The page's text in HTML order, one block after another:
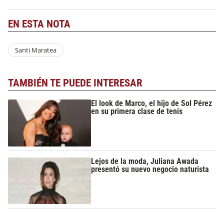
EN ESTA NOTA
Santi Maratea
TAMBIÉN TE PUEDE INTERESAR
El look de Marco, el hijo de Sol Pérez
en su primera clase de tenis
Lejos de la moda, Juliana Awada
presentó su nuevo negocio naturista